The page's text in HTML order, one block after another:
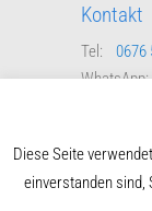
Kontakt
Tel: 0676
WhatsApp:
Diese Seite
einverstanden sind,